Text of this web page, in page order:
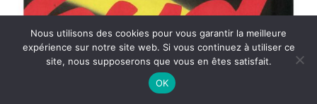
Nous utilisons des cookies pour vous garantir la meilleure
expérience sur notre site web. Si vous continuez à utiliser ce
site, nous supposerons que vous en êtes satisfait.
OK